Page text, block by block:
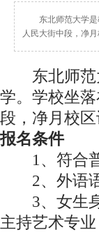
东北师范大学
人民大街中段，净
东北师范大
学。学校坐
段，净月校
报名条件
1、符合普
2、外语语
3、女生身
主持艺术专